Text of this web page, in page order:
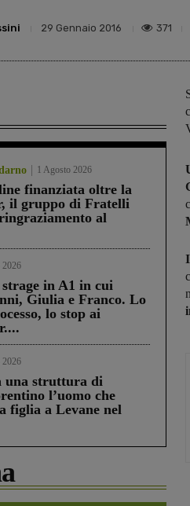
29 Gennaio 2016 371
1 Agosto 2026
finanziata oltre la
il gruppo di Fratelli
al
2026
in A1 in cui
Giulia e Franco. Lo
lo stop ai
2026
una struttura di
l’uomo che
figlia a Levane nel